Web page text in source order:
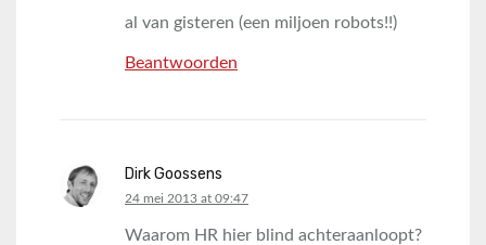
al van gisteren (een miljoen robots!!)
Beantwoorden
Dirk Goossens
says:
24 mei 2013 at 09:47
Waarom HR hier blind achteraanloopt?